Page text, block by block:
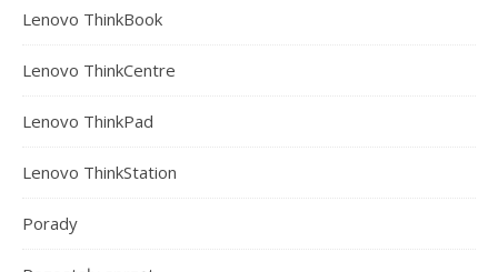
Lenovo ThinkBook
Lenovo ThinkCentre
Lenovo ThinkPad
Lenovo ThinkStation
Porady